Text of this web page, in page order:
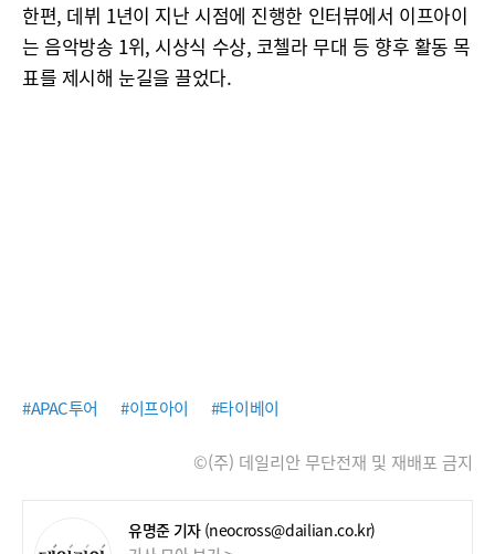
한편, 데뷔 1년이 지난 시점에 진행한 인터뷰에서 이프아이
는 음악방송 1위, 시상식 수상, 코첼라 무대 등 향후 활동 목
표를 제시해 눈길을 끌었다.
#APAC투어 #이프아이 #타이베이
©(주) 데일리안 무단전재 및 재배포 금지
유명준 기자 (neocross@dailian.co.kr)